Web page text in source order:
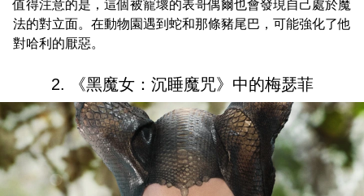
值得注意的是，這個被寵壞的表哥偶爾也會發現自己處於魔
法的對立面。在動物園遇到蛇和那條豬尾巴，可能強化了他
對哈利的厭惡。
2. 《黑魔女：沉睡魔咒》中的梅瑟菲